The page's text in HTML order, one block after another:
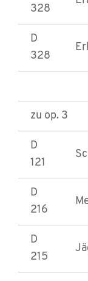
328
D
328
zu op. 3
D
121
D
216
D
215